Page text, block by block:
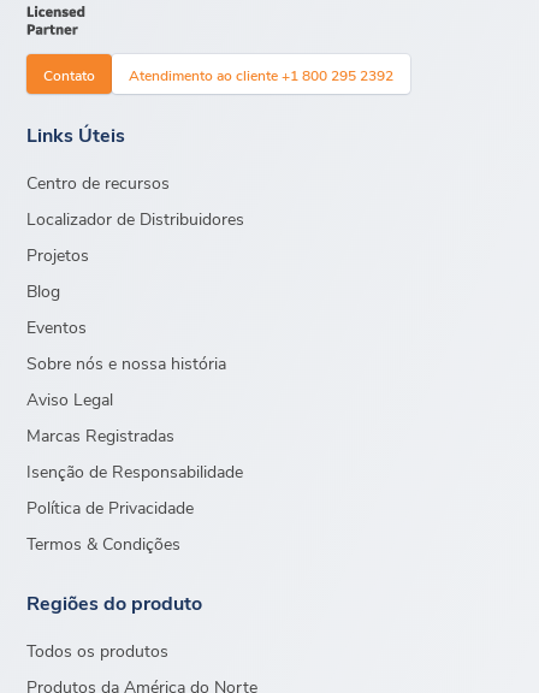
Contato Atendimento ao cliente +1 800 295 2392
Links Úteis
Centro de recursos
Localizador de Distribuidores
Projetos
Blog
Eventos
Sobre nós e nossa história
Aviso Legal
Marcas Registradas
Isenção de Responsabilidade
Política de Privacidade
Termos & Condições
Regiões do produto
Todos os produtos
Produtos da América do Norte